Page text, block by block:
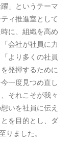
」というテーマ
ィ推進室として
に、組織を高め
会社が社員に力
より多くの社員
発揮するために
一度見つめ直し
それこそが我々
いを社員に伝え
を目的とし、ダ
りました。